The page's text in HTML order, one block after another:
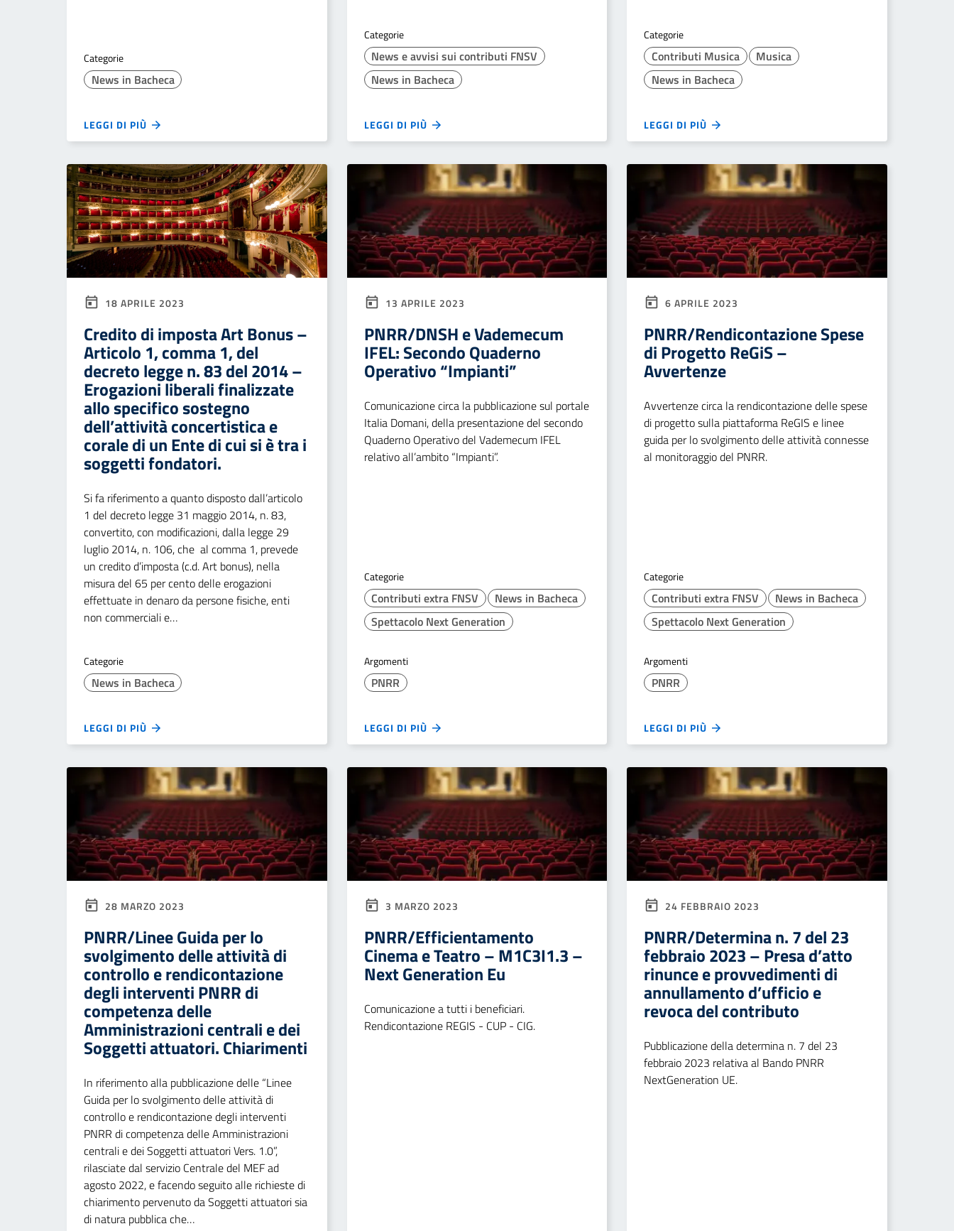
Categorie
News in Bacheca
LEGGI DI PIÙ
Categorie
News e avvisi sui contributi FNSV
News in Bacheca
LEGGI DI PIÙ
Categorie
Contributi Musica
Musica
News in Bacheca
LEGGI DI PIÙ
18 APRILE 2023
Credito di imposta Art Bonus –
Articolo 1, comma 1, del
decreto legge n. 83 del 2014 –
Erogazioni liberali finalizzate
allo specifico sostegno
dell’attività concertistica e
corale di un Ente di cui si è tra i
soggetti fondatori.
Si fa riferimento a quanto disposto dall’articolo
1 del decreto legge 31 maggio 2014, n. 83,
convertito, con modificazioni, dalla legge 29
luglio 2014, n. 106, che al comma 1, prevede
un credito d’imposta (c.d. Art bonus), nella
misura del 65 per cento delle erogazioni
effettuate in denaro da persone fisiche, enti
non commerciali e…
Categorie
News in Bacheca
LEGGI DI PIÙ
13 APRILE 2023
PNRR/DNSH e Vademecum
IFEL: Secondo Quaderno
Operativo “Impianti”
Comunicazione circa la pubblicazione sul portale
Italia Domani, della presentazione del secondo
Quaderno Operativo del Vademecum IFEL
relativo all’ambito “Impianti”.
Categorie
Contributi extra FNSV
News in Bacheca
Spettacolo Next Generation
Argomenti
PNRR
LEGGI DI PIÙ
6 APRILE 2023
PNRR/Rendicontazione Spese
di Progetto ReGiS –
Avvertenze
Avvertenze circa la rendicontazione delle spese
di progetto sulla piattaforma ReGIS e linee
guida per lo svolgimento delle attività connesse
al monitoraggio del PNRR.
Categorie
Contributi extra FNSV
News in Bacheca
Spettacolo Next Generation
Argomenti
PNRR
LEGGI DI PIÙ
28 MARZO 2023
PNRR/Linee Guida per lo
svolgimento delle attività di
controllo e rendicontazione
degli interventi PNRR di
competenza delle
Amministrazioni centrali e dei
Soggetti attuatori. Chiarimenti
In riferimento alla pubblicazione delle “Linee
Guida per lo svolgimento delle attività di
controllo e rendicontazione degli interventi
PNRR di competenza delle Amministrazioni
centrali e dei Soggetti attuatori Vers. 1.0”,
rilasciate dal servizio Centrale del MEF ad
agosto 2022, e facendo seguito alle richieste di
chiarimento pervenuto da Soggetti attuatori sia
di natura pubblica che…
3 MARZO 2023
PNRR/Efficientamento
Cinema e Teatro – M1C3I1.3 –
Next Generation Eu
Comunicazione a tutti i beneficiari.
Rendicontazione REGIS - CUP - CIG.
24 FEBBRAIO 2023
PNRR/Determina n. 7 del 23
febbraio 2023 – Presa d’atto
rinunce e provvedimenti di
annullamento d’ufficio e
revoca del contributo
Pubblicazione della determina n. 7 del 23
febbraio 2023 relativa al Bando PNRR
NextGeneration UE.